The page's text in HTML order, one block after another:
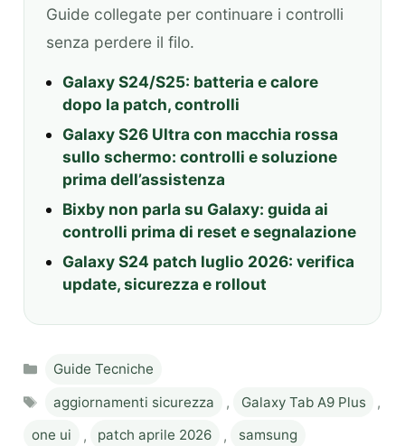
Guide collegate per continuare i controlli
senza perdere il filo.
Galaxy S24/S25: batteria e calore
dopo la patch, controlli
Galaxy S26 Ultra con macchia rossa
sullo schermo: controlli e soluzione
prima dell’assistenza
Bixby non parla su Galaxy: guida ai
controlli prima di reset e segnalazione
Galaxy S24 patch luglio 2026: verifica
update, sicurezza e rollout
Categories
Guide Tecniche
aggiornamenti sicurezza , Galaxy Tab A9 Plus
,
one ui
, patch aprile 2026 ,
samsung